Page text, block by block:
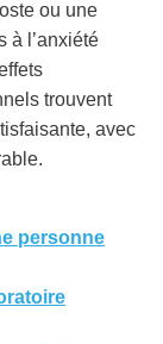
ou une
à l’anxiété
trouvent
avec
personne